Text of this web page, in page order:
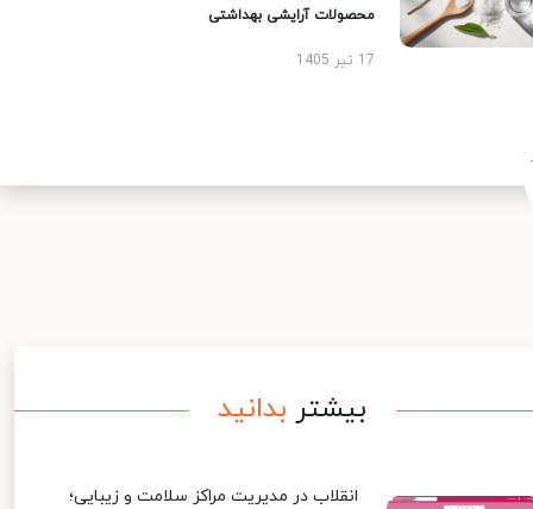
محصولات آرایشی بهداشتی
17 تیر 1405
بیشتر بدانید
انقلاب در مدیریت مراکز سلامت و زیبایی؛